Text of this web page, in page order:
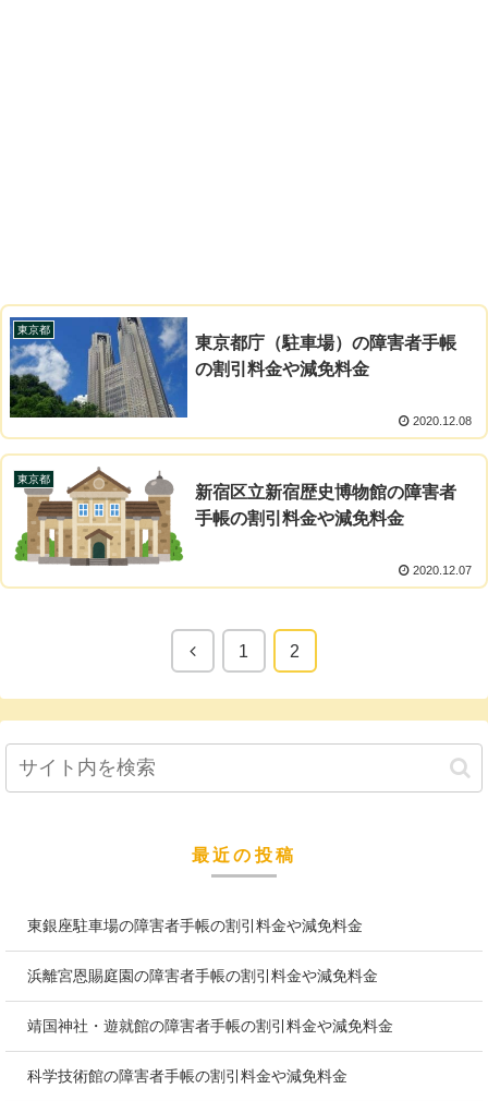
東京都
東京都庁（駐車場）の障害者手帳
の割引料金や減免料金
2020.12.08
東京都
新宿区立新宿歴史博物館の障害者
手帳の割引料金や減免料金
2020.12.07
1 2
最近の投稿
東銀座駐車場の障害者手帳の割引料金や減免料金
浜離宮恩賜庭園の障害者手帳の割引料金や減免料金
靖国神社・遊就館の障害者手帳の割引料金や減免料金
科学技術館の障害者手帳の割引料金や減免料金